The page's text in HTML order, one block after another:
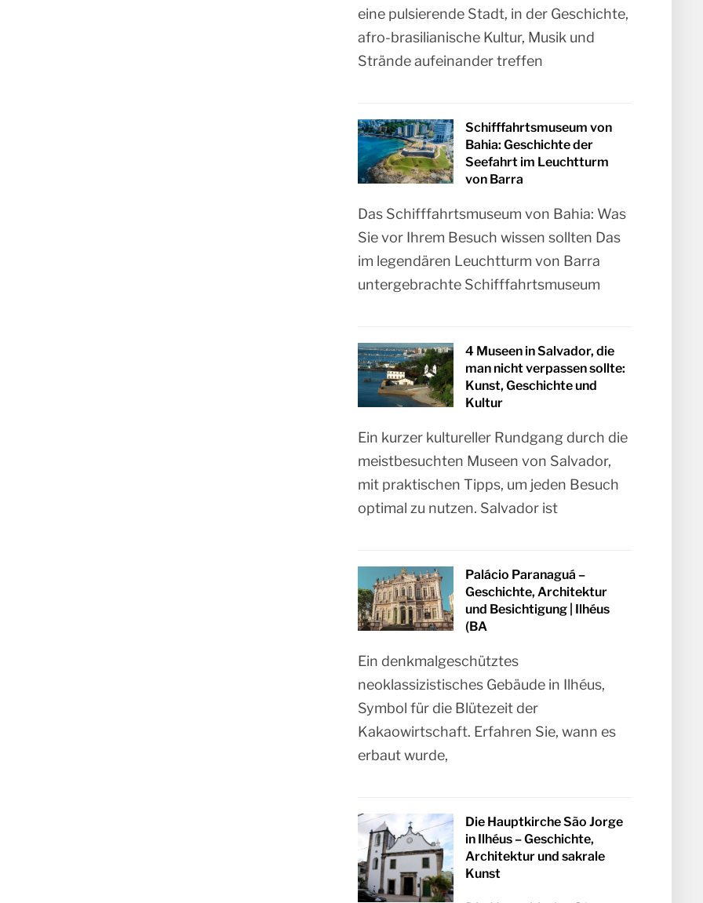
eine pulsierende Stadt, in der Geschichte,
afro-brasilianische Kultur, Musik und
Strände aufeinander treffen
Schifffahrtsmuseum von
Bahia: Geschichte der
Seefahrt im Leuchtturm
von Barra
Das Schifffahrtsmuseum von Bahia: Was
Sie vor Ihrem Besuch wissen sollten Das
im legendären Leuchtturm von Barra
untergebrachte Schifffahrtsmuseum
4 Museen in Salvador, die
man nicht verpassen sollte:
Kunst, Geschichte und
Kultur
Ein kurzer kultureller Rundgang durch die
meistbesuchten Museen von Salvador,
mit praktischen Tipps, um jeden Besuch
optimal zu nutzen. Salvador ist
Palácio Paranaguá –
Geschichte, Architektur
und Besichtigung | Ilhéus
(BA
Ein denkmalgeschütztes
neoklassizistisches Gebäude in Ilhéus,
Symbol für die Blütezeit der
Kakaowirtschaft. Erfahren Sie, wann es
erbaut wurde,
Die Hauptkirche São Jorge
in Ilhéus – Geschichte,
Architektur und sakrale
Kunst